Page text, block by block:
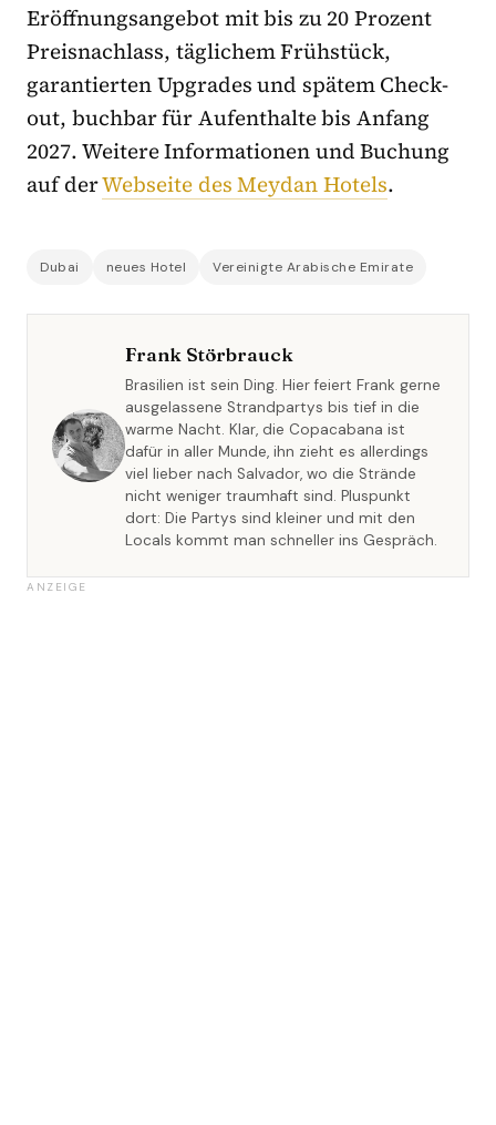
Eröffnungsangebot mit bis zu 20 Prozent
Preisnachlass, täglichem Frühstück,
garantierten Upgrades und spätem Check-
out, buchbar für Aufenthalte bis Anfang
2027. Weitere Informationen und Buchung
auf derWebseite des Meydan Hotels.
Dubai neues Hotel Vereinigte Arabische Emirate
Frank Störbrauck
Brasilien ist sein Ding. Hier feiert Frank gerne
ausgelassene Strandpartys bis tief in die
warme Nacht. Klar, die Copacabana ist
dafür in aller Munde, ihn zieht es allerdings
viel lieber nach Salvador, wo die Strände
nicht weniger traumhaft sind. Pluspunkt
dort: Die Partys sind kleiner und mit den
Locals kommt man schneller ins Gespräch.
ANZEIGE